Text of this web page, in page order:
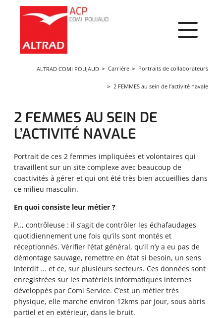
ALTRAD COMI POUJAUD Carrière Portraits de collaborateurs
2 FEMMES au sein de l’activité navale
2 FEMMES AU SEIN DE
L’ACTIVITÉ NAVALE
Portrait de ces 2 femmes impliquées et volontaires qui
travaillent sur un site complexe avec beaucoup de
coactivités à gérer et qui ont été très bien accueillies dans
ce milieu masculin.
En quoi consiste leur métier ?
P.., contrôleuse : il s’agit de contrôler les échafaudages
quotidiennement une fois qu’ils sont montés et
réceptionnés. Vérifier l’état général, qu’il n’y a eu pas de
démontage sauvage, remettre en état si besoin, un sens
interdit ... et ce, sur plusieurs secteurs. Ces données sont
enregistrées sur les matériels informatiques internes
développés par Comi Service. C’est un métier très
physique, elle marche environ 12kms par jour, sous abris
partiel et en extérieur, dans le bruit.
Panneau de gestion des cookies